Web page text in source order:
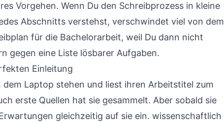
Vorgehen. Wenn Du den Schreibprozess in kleine
Abschnitts verstehst, verschwindet viel von dem
für die Bachelorarbeit, weil Du dann nicht
gegen eine Liste lösbarer Aufgaben.
Einleitung
Laptop stehen und liest ihren Arbeitstitel zum
erste Quellen hat sie gesammelt. Aber sobald sie
gleichzeitig auf sie ein. wissenschaftlich